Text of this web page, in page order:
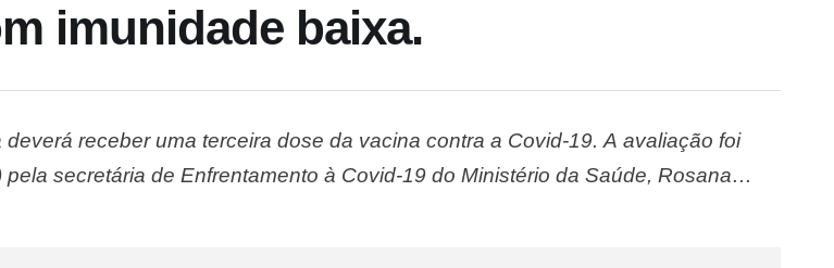
imunidade baixa.
receber uma terceira dose da vacina contra a Covid-19. A avaliação foi
secretária de Enfrentamento à Covid-19 do Ministério da Saúde, Rosana